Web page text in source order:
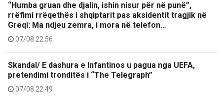
“Humba gruan dhe djalin, ishin nisur për në punë”,
rrëfimi rrëqethës i shqiptarit pas aksidentit tragjik në
Greqi: Ma ndjeu zemra, i mora në telefon…
07/08 22:56
Skandal/ E dashura e Infantinos u pagua nga UEFA,
pretendimi tronditës i “The Telegraph”
07/08 22:49